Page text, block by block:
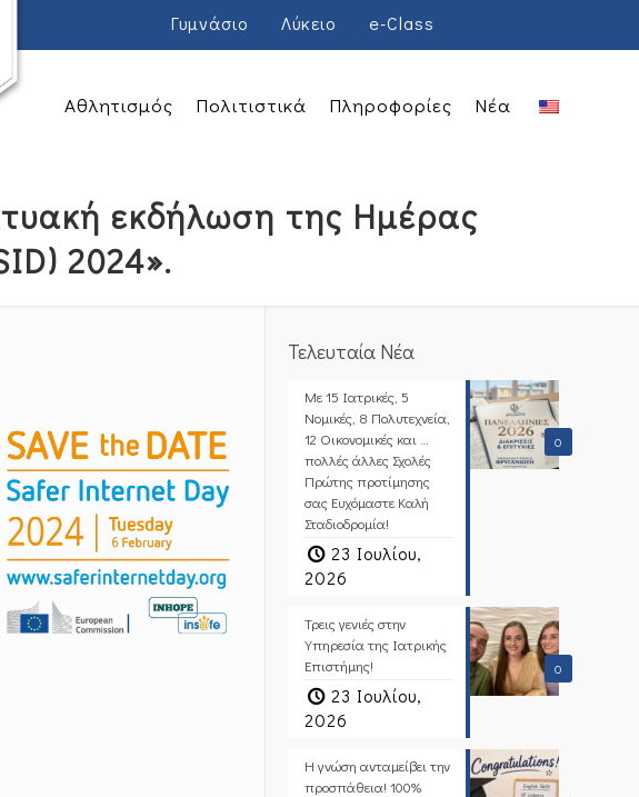
Γυμνάσιο Λύκειο e-Class
Αθλητισμός Πολιτιστικά Πληροφορίες Νέα
εκδήλωση της Ημέρας
2024».
Τελευταία Νέα
0
Με 15 Ιατρικές, 5
Νομικές, 8 Πολυτεχνεία,
12 Οικονομικές και …
πολλές άλλες Σχολές
Πρώτης προτίμησης
σας Ευχόμαστε Καλή
Σταδιοδρομία!
23 Ιουλίου,
2026
0
Τρεις γενιές στην
Υπηρεσία της Ιατρικής
Επιστήμης!
23 Ιουλίου,
2026
Η γνώση ανταμείβει την
προσπάθεια! 100%